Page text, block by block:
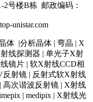
2号楼B栋 邮政编码：
unistar.com
体 |分析晶体 | 弯晶 | X
线探测器 | 单光子X射
镜片 | 软X射线CCD相
射镜 | 反射式软X射线
高次谐波反射镜 | X射线
| medipix | X射线光